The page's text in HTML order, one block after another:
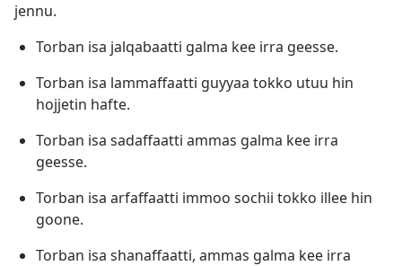
jennu.
Torban isa jalqabaatti galma kee irra geesse.
Torban isa lammaffaatti guyyaa tokko utuu hin
hojjetin hafte.
Torban isa sadaffaatti ammas galma kee irra
geesse.
Torban isa arfaffaatti immoo sochii tokko illee hin
goone.
Torban isa shanaffaatti, ammas galma kee irra